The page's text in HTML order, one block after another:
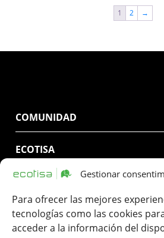
Gestionar
Para ofrecer las mejores
tecnologías como las cookies
acceder a la información del
1 2 →
COMUNIDAD
ECOTISA
CONTACTO
LEGAL